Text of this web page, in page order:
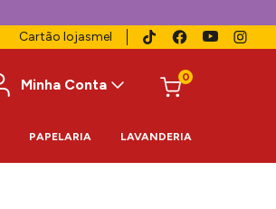
Cartão lojasmel
Minha Conta 0
PAPELARIA LAVANDERIA